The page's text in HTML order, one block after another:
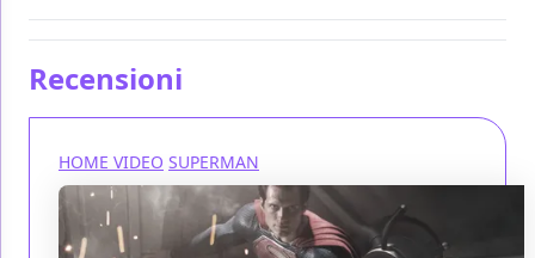
Recensioni
HOME VIDEO SUPERMAN